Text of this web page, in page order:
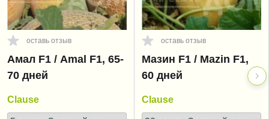
оставь отзыв
Амал F1 / Amal F1, 65-
70 дней
Clause
оставь отзыв
Мазин F1 / Mazin F1,
60 дней
Clause